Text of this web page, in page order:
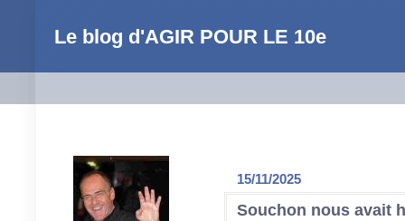
Le blog d'AGIR POUR LE 10e
15/11/2025
Souchon nous avait